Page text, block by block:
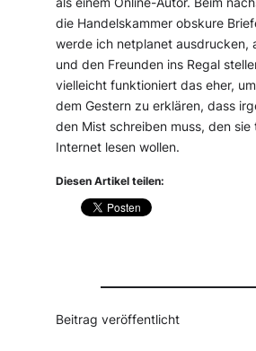
die Handelskammer obskure
werde ich netplanet ausdrucken,
und den Freunden ins Regal
vielleicht funktioniert das eher,
dem Gestern zu erklären, dass
den Mist schreiben muss, den sie
Internet lesen wollen.
Diesen Artikel teilen:
Beitrag veröffentlicht